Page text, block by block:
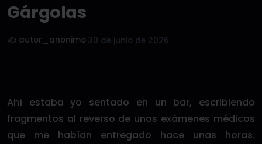
Gárgolas
✍️ autor_anonimo 30 de junio de 2026
Ahí estaba yo sentado en un bar, escribiendo
fragmentos al reverso de unos exámenes médicos
que me habían entregado hace unas horas.